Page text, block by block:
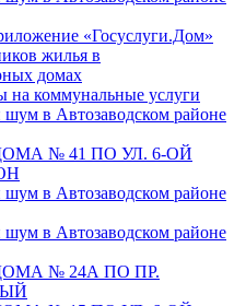
«Госуслуги.Дом»
жилья в
домах
на коммунальные услуги
в Автозаводском районе
№ 41 ПО УЛ. 6-ОЙ
в Автозаводском районе
в Автозаводском районе
№ 24А ПО ПР.